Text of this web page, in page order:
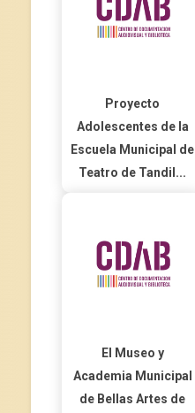
Proyecto
Adolescentes de la
Escuela Municipal de
Teatro de Tandil...
El Museo y
Academia Municipal
de Bellas Artes de